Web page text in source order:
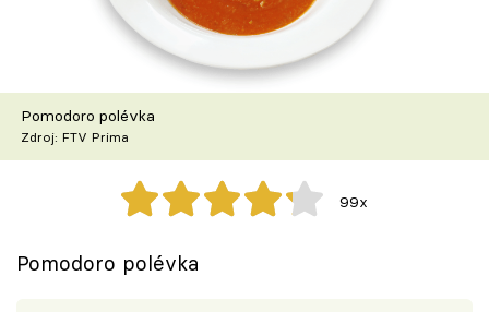
TV Program
Škola vaření
Recepty z TV
Speciál: Cuketa
Těhotnej kuchař
Pomodoro polévka
Zdroj: FTV Prima
99x
Pomodoro polévka